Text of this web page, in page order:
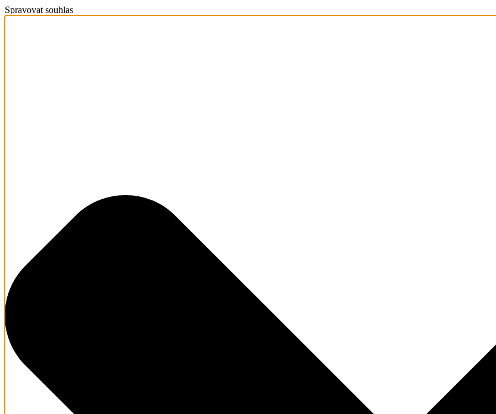
Spravovat souhlas